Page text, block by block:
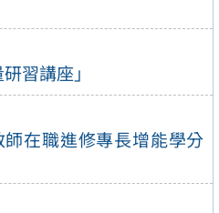
習講座」
在職進修專長增能學分